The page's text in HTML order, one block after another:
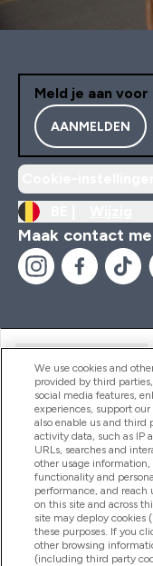
Meld je aan
AANMELDEN
Maak contact
Producten
Company
Loyalty &
We use cookies and
provided by third
social media features,
experiences, support
also enable us and third
activity data, such as IP
URLs, searches and
other usage
functionality and
performance, and reach
on this site and across
site may deploy
these purposes. If you
other browsing
(including third party